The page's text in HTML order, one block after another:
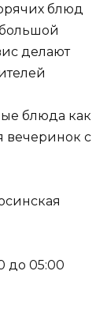
блюд
делают
блюда как
вечеринок с
до 05:00